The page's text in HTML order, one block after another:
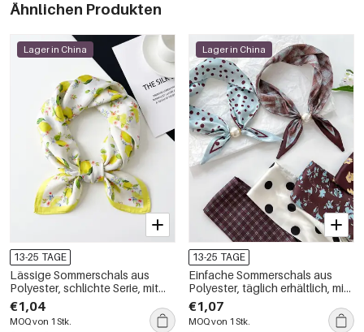
Ähnlichen Produkten
Lager in China
13-25 TAGE
Lässige Sommerschals aus
Polyester, schlichte Serie, mit
Blumen-, Frucht- und
Blattmotiven in verschiedenen
Farben, Kirschblüten und
€1,04
MOQ von 1 Stk.
Lager in China
13-25 TAGE
Einfache Sommerschals aus
Polyester, täglich erhältlich, mit
Blumenmuster, Karomuster,
Polka Dots und Farbverlauf.
€1,07
MOQ von 1 Stk.